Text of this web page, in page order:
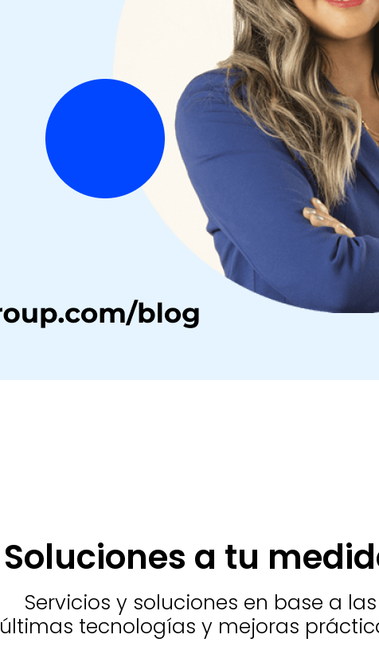
Soluciones a tu
Servicios y soluciones en base a las
últimas tecnologías y mejoras